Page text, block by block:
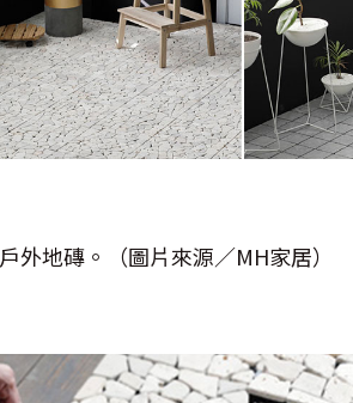
外地磚。（圖片來源／MH家居）